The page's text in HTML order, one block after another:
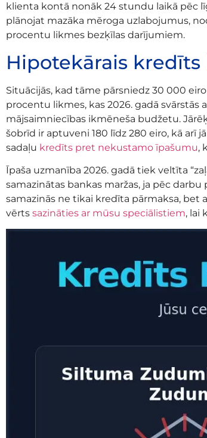
klienta kontā nonāk 24 stundu laikā pēc
plānojat mazāka mēroga uzlabojumus,
procentu likmes bezķīlas darījumiem.
Hipotekārais
Situācijās, kad tāme pārsniedz 30 000
procentu likmes, kas 2026. gadā svārstās
mājsaimniecības ikmēneša budžetu.
šobrīd ir aptuveni 180 līdz 280 eiro, kā arī
sadaļu kredīts pret nekustamo īpašumu,
Īpaša uzmanība 2026. gadā tiek veltīta
samazinātas bankas maržas, ja pēc
samazinās ne tikai kredīta pārmaksa, bet
vērts sazināties ar mūsu speciālistiem, lai